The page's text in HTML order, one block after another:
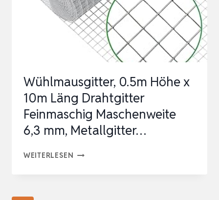
STABILER
KANINCHENDRAHT
WÜHLMAUSGITTER…
Wühlmausgitter, 0.5m Höhe x
10m Läng Drahtgitter
Feinmaschig Maschenweite
6,3 mm, Metallgitter…
WEITERLESEN WÜHLMAUSGITTER,